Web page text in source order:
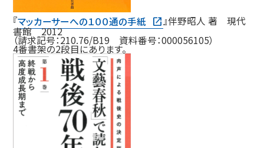
『マッカーサーへの１００通の手紙 』伴野昭人 著 現代
書館 2012
（請求記号：210.76/B19 資料番号：000056105）
4番書架の2段目にあります。